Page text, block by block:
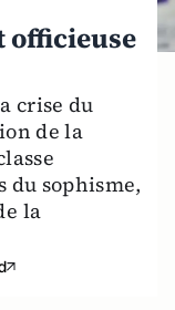
officieuse
crise du
de la
du sophisme,
la